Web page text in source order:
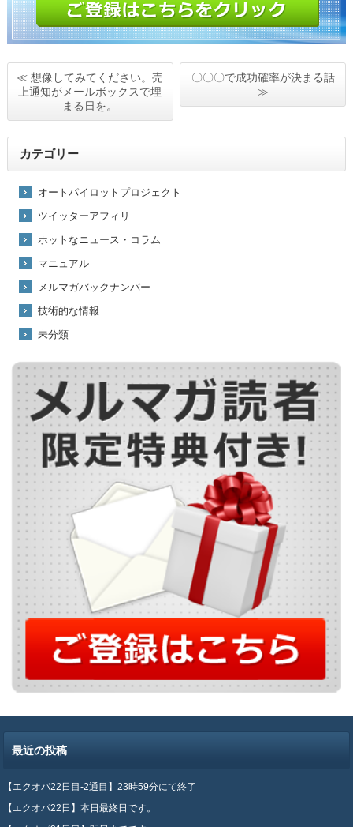
≪ 想像してみてください。売
上通知がメールボックスで埋
まる日を。
〇〇〇で成功確率が決まる話
≫
カテゴリー
オートパイロットプロジェクト
ツイッターアフィリ
ホットなニュース・コラム
マニュアル
メルマガバックナンバー
技術的な情報
未分類
最近の投稿
【エクオパ22日目-2通目】23時59分にて終了
【エクオパ22日】本日最終日です。